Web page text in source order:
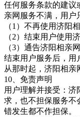
任何服务条款的建议
亲网服务不满，用户
（1）不再使用济阳
（2）结束用户使用
（3）通告济阳相亲
结束用户服务后，用
从那时起，济阳相亲
10、免责声明
用户理解并接受：济
求，也不担保服务不
错发生都不作担保。